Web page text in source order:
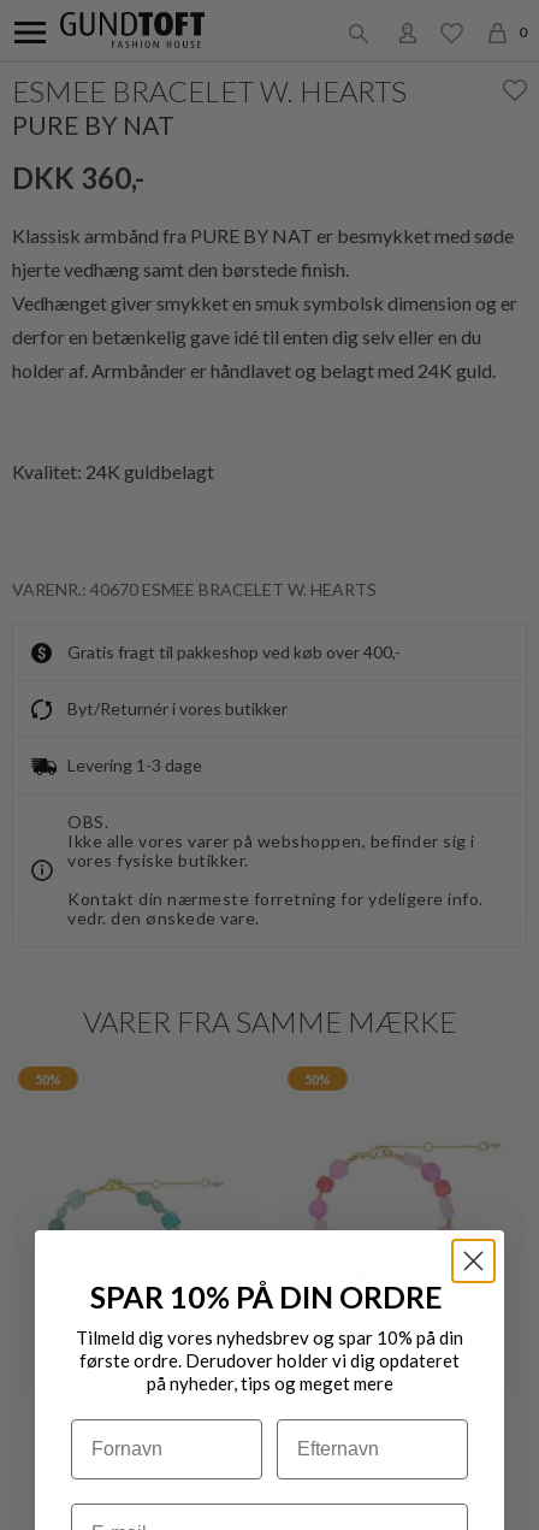
0
ESMEE BRACELET W. HEARTS
PURE BY NAT
DKK 360,-
Klassisk armbånd fra PURE BY NAT er besmykket med søde
hjerte vedhæng samt den børstede finish.
Vedhænget giver smykket en smuk symbolsk dimension og er
derfor en betænkelig gave idé til enten dig selv eller en du
holder af. Armbånder er håndlavet og belagt med 24K guld.
Kvalitet: 24K guldbelagt
VARENR.: 40670 ESMEE BRACELET W. HEARTS
Gratis fragt til pakkeshop ved køb over 400,-
Byt/Returnér i vores butikker
Levering 1-3 dage
OBS.
Ikke alle vores varer på webshoppen, befinder sig i
vores fysiske butikker.
Kontakt din nærmeste forretning for ydeligere info.
vedr. den ønskede vare.
VARER FRA SAMME MÆRKE
50%
PURE BY NAT
FIE ARMBÅND
DKK 390,-
DKK 195,-
50%
PURE BY NAT
FIE ARMBÅND
DKK 390,-
DKK 195,-
SPAR 10% PÅ DIN ORDRE
Tilmeld dig vores nyhedsbrev og spar 10% på din
første ordre. Derudover holder vi dig opdateret
på nyheder, tips og meget mere
Navn Efternavn
Email